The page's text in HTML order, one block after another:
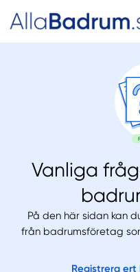
Vanliga
På den här sidan kan
från badrumsföretag
Registrera